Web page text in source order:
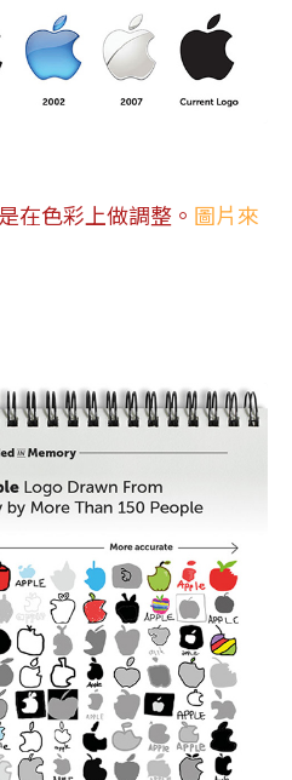
在色彩上做調整。 圖片來